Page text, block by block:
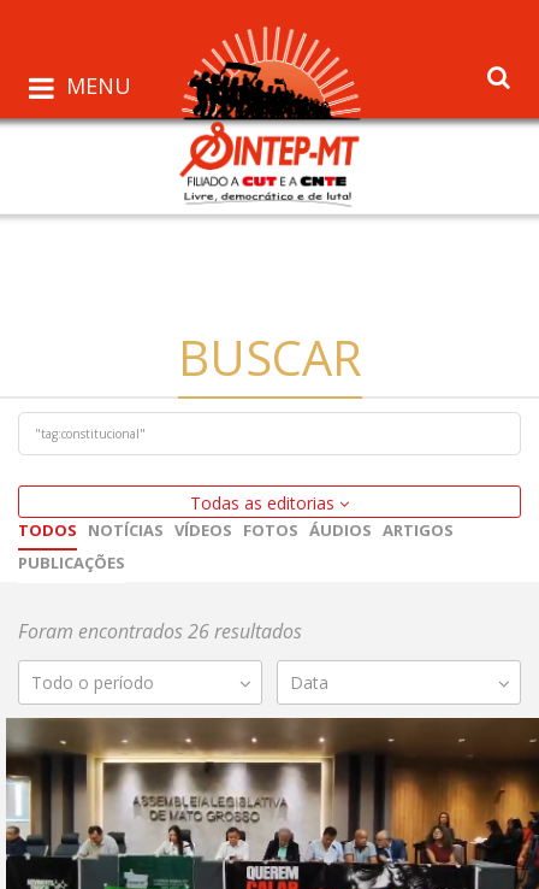
MENU
BUSCAR
Todas as editorias
TODOS NOTÍCIAS VÍDEOS FOTOS ÁUDIOS ARTIGOS
PUBLICAÇÕES
Foram encontrados 26 resultados
Todo o período Data